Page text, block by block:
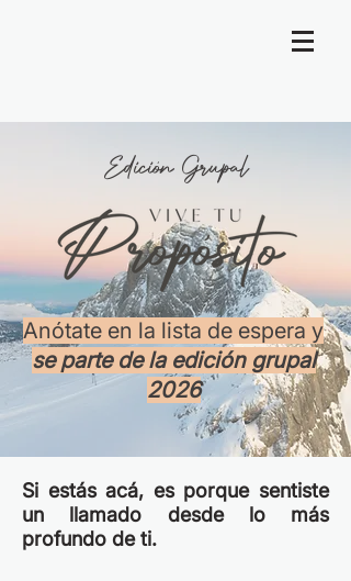
Edición Grupal
Anótate en la lista de espera y
se parte de la edición grupal
2026
Si estás acá, es porque sentiste
un llamado desde lo más
profundo de ti.